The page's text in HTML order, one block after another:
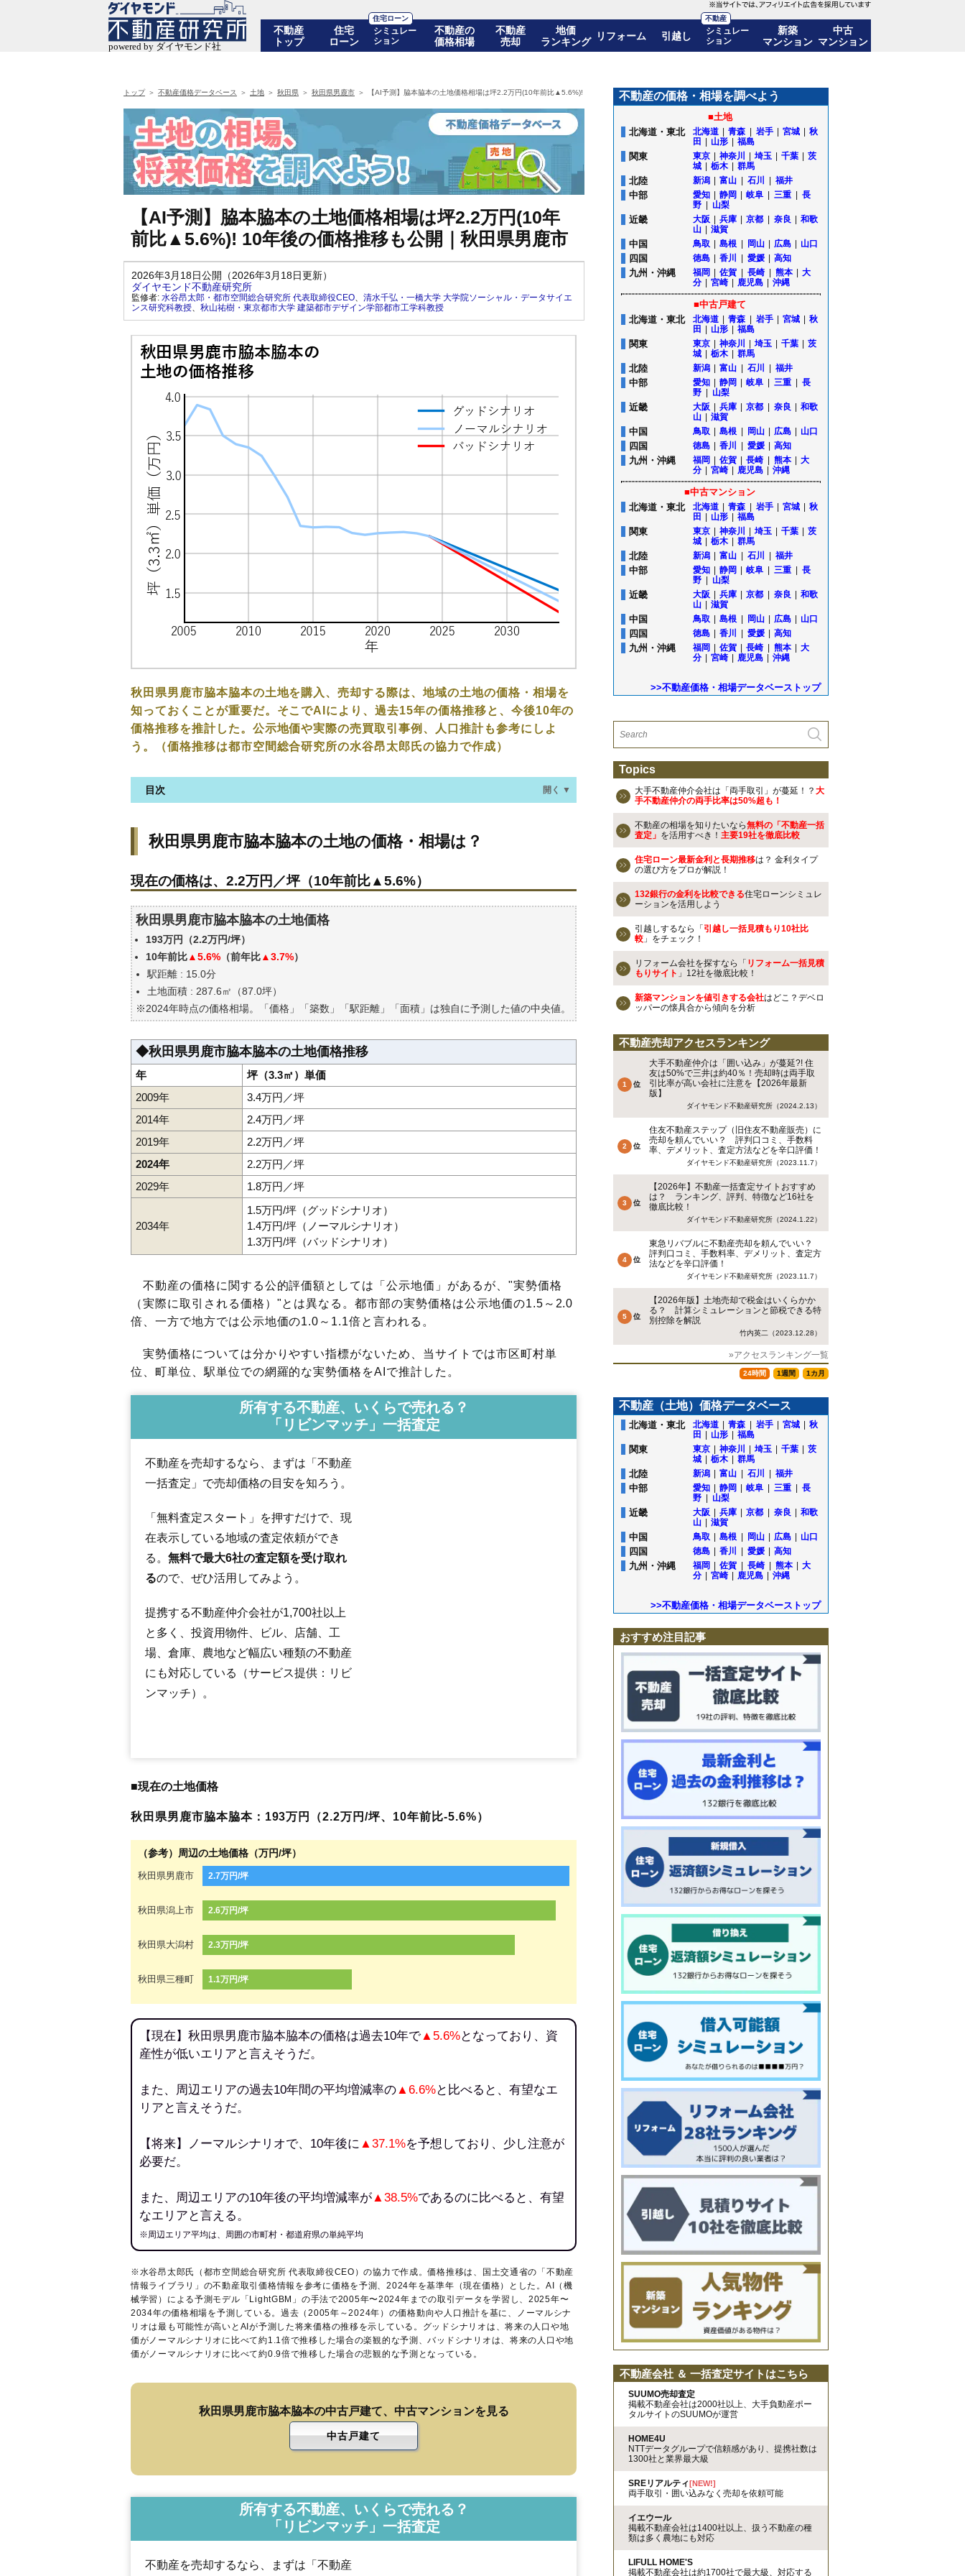
不動産
トップ
住宅
ローン
住宅ローン
シミュレー
ション
不動産の
価格相場
不動産
売却
地価
ランキング
リフォーム 引越し
不動産
シミュレー
ション
新築
マンション
中古
マンション
トップ 不動産価格データベース 土地 秋田県 秋田県男鹿市 【AI予測】脇本脇本の土地価格相場は坪2.2万円(10年前比▲5.6%)! 10年後の価格推移も公開｜秋田県男鹿市
【AI予測】脇本脇本の土地価格相場は坪2.2万円(10年
前比▲5.6%)! 10年後の価格推移も公開｜秋田県男鹿市
2026年3月18日公開（2026年3月18日更新）
ダイヤモンド不動産研究所
監修者: 水谷昂太郎・都市空間総合研究所 代表取締役CEO、 清水千弘・一橋大学 大学院ソーシャル・データサイエ
ンス研究科教授、 秋山祐樹・東京都市大学 建築都市デザイン学部都市工学科教授
秋田県男鹿市脇本脇本の土地を購入、売却する際は、地域の土地の価格・相場を
知っておくことが重要だ。そこでAIにより、過去15年の価格推移と、今後10年の
価格推移を推計した。公示地価や実際の売買取引事例、人口推計も参考にしよ
う。（価格推移は都市空間総合研究所の水谷昂太郎氏の協力で作成）
目次 開く ▼
現在の価格は、2.2万円／坪（10年前比▲5.6%）
秋田県男鹿市脇本脇本の土地の過去の売買事例
公示地価はいくら
エリアの将来性を人口予想から検討しよう
自分の年収でいくらの不動産が買える？
秋田県男鹿市脇本脇本の土地の価格・相場は？
現在の価格は、2.2万円／坪（10年前比▲5.6%）
秋田県男鹿市脇本脇本の土地価格
193万円（2.2万円/坪）
10年前比▲5.6% （前年比▲3.7%）
駅距離 : 15.0分
土地面積 : 287.6㎡（87.0坪）
※2024年時点の価格相場。「価格」「築数」「駅距離」「面積」は独自に予測した値の中央値。
◆秋田県男鹿市脇本脇本の土地価格推移
年
坪（3.3㎡）単価
2009年
3.4万円／坪
2014年
2.4万円／坪
2019年
2.2万円／坪
2024年
2.2万円／坪
2029年
1.8万円／坪
2034年
1.5万円/坪（グッドシナリオ）
1.4万円/坪（ノーマルシナリオ）
1.3万円/坪（バッドシナリオ）
不動産の価格に関する公的評価額としては「公示地価」があるが、"実勢価格
（実際に取引される価格）"とは異なる。都市部の実勢価格は公示地価の1.5～2.0
倍、一方で地方では公示地価の1.0～1.1倍と言われる。
実勢価格については分かりやすい指標がないため、当サイトでは市区町村単
位、町単位、駅単位での網羅的な実勢価格をAIで推計した。
所有する不動産、いくらで売れる？
「リビンマッチ」一括査定
不動産を売却するなら、まずは「不動産
一括査定」で売却価格の目安を知ろう。
「無料査定スタート」を押すだけで、現
在表示している地域の査定依頼ができ
る。 無料で最大6社の査定額を受け取れ
るので、ぜひ活用してみよう。
提携する不動産仲介会社が1,700社以上
と多く、投資用物件、ビル、店舗、工
場、倉庫、農地など幅広い種類の不動産
にも対応している（サービス提供：リビ
ンマッチ）。
■現在の土地価格
秋田県男鹿市脇本脇本：193万円（2.2万円/坪、10年前比-5.6%）
（参考）周辺の土地価格（万円/坪）
秋田県男鹿市 2.7万円/坪
秋田県潟上市 2.6万円/坪
秋田県大潟村 2.3万円/坪
秋田県三種町 1.1万円/坪
【現在】秋田県男鹿市脇本脇本の価格は過去10年で▲5.6%となっており、資
産性が低いエリアと言えそうだ。
また、周辺エリアの過去10年間の平均増減率の▲6.6%と比べると、有望なエ
リアと言えそうだ。
【将来】ノーマルシナリオで、10年後に ▲37.1%を予想しており、少し注意が
必要だ。
また、周辺エリアの10年後の平均増減率が▲38.5%であるのに比べると、有望
なエリアと言える。
※周辺エリア平均は、周囲の市町村・都道府県の単純平均
※水谷昂太郎氏（都市空間総合研究所 代表取締役CEO）の協力で作成。価格推移は、国土交通省の「 不動産
情報ライブラリ 」の不動産取引価格情報を参考に価格を予測、2024年を基準年（現在価格）とした。AI（機
械学習）による予測モデル「LightGBM」の手法で2005年〜2024年までの取引データを学習し、2025年〜
2034年の価格相場を予測している。過去（2005年～2024年）の価格動向や人口推計を基に、ノーマルシナ
リオは最も可能性が高いとAIが予測した将来価格の推移を示している。グッドシナリオは、将来の人口や地
価がノーマルシナリオに比べて約1.1倍で推移した場合の楽観的な予測、バッドシナリオは、将来の人口や地
価がノーマルシナリオに比べて約0.9倍で推移した場合の悲観的な予測となっている。
秋田県男鹿市脇本脇本の中古戸建て、中古マンションを見る
中古戸建て
所有する不動産、いくらで売れる？
「リビンマッチ」一括査定
不動産を売却するなら、まずは「不動産
五里合神谷
船越脇本浦田
船越駅
不動産の価格・相場を調べよう
■土地
北海道・東北
北海道 青森 岩手 宮城
秋
田
山形 福島
関東 東京 神奈川 埼玉 千葉
茨
城
栃木 群馬
北陸 新潟 富山 石川 福井
中部 愛知 静岡 岐阜 三重
長
野
山梨
近畿 大阪 兵庫 京都 奈良
和歌
山
滋賀
中国 鳥取 島根 岡山 広島 山口
四国 徳島 香川 愛媛 高知
九州・沖縄 福岡 佐賀 長崎 熊本
大
分
宮崎 鹿児島 沖縄
■中古戸建て
北海道・東北
北海道 青森 岩手 宮城
秋
田
山形 福島
関東 東京 神奈川 埼玉 千葉
茨
城
栃木 群馬
北陸 新潟 富山 石川 福井
中部 愛知 静岡 岐阜 三重
長
野
山梨
近畿 大阪 兵庫 京都 奈良
和歌
山
滋賀
中国 鳥取 島根 岡山 広島 山口
四国 徳島 香川 愛媛 高知
九州・沖縄 福岡 佐賀 長崎 熊本
大
分
宮崎 鹿児島 沖縄
■中古マンション
北海道・東北
北海道 青森 岩手 宮城
秋
田
山形 福島
関東 東京 神奈川 埼玉 千葉
茨
城
栃木 群馬
北陸 新潟 富山 石川 福井
中部 愛知 静岡 岐阜 三重
長
野
山梨
近畿 大阪 兵庫 京都 奈良
和歌
山
滋賀
中国 鳥取 島根 岡山 広島 山口
四国 徳島 香川 愛媛 高知
九州・沖縄 福岡 佐賀 長崎 熊本
大
分
宮崎 鹿児島 沖縄
>>不動産価格・相場データベーストップ
Topics
大手不動産仲介会社は「両手取引」が蔓延！？ 大
手不動産仲介の両手比率は50%超も！
不動産の相場を知りたいなら無料の「不動産一括
査定」 を活用すべき！ 主要19社を徹底比較
住宅ローン最新金利と長期推移は？ 金利タイプ
の選び方をプロが解説！
132銀行の金利を比較できる住宅ローンシミュレ
ーションを活用しよう
引越しするなら「 引越し一括見積もり10社比
較 」をチェック！
リフォーム会社を探すなら「 リフォーム一括見積
もりサイト 」12社を徹底比較！
新築マンションを値引きする会社はどこ？デベロ
ッパーの懐具合から傾向を分析
不動産売却アクセスランキング
大手不動産仲介は「囲い込み」が蔓延?! 住
友は50%で三井は約40％！売却時は両手取
引比率が高い会社に注意を【2026年最新
版】
ダイヤモンド不動産研究所（2024.2.13）
住友不動産ステップ（旧住友不動産販売）に
売却を頼んでいい？ 評判口コミ、手数料
率、デメリット、査定方法などを辛口評価！
ダイヤモンド不動産研究所（2023.11.7）
【2026年】不動産一括査定サイトおすすめ
は？ ランキング、評判、特徴など16社を
徹底比較！
ダイヤモンド不動産研究所（2024.1.22）
東急リバブルに不動産売却を頼んでいい？
評判口コミ、手数料率、デメリット、査定方
法などを辛口評価！
ダイヤモンド不動産研究所（2023.11.7）
【2026年版】土地売却で税金はいくらかか
る？ 計算シミュレーションと節税できる特
別控除を解説
竹内英二（2023.12.28）
»アクセスランキング一覧
24時間 1週間 1カ月
不動産（土地）価格データベース
北海道・東北 北海道 青森 岩手 宮城
秋
田
山形 福島
関東 東京 神奈川 埼玉 千葉
茨
城
栃木 群馬
北陸 新潟 富山 石川 福井
中部 愛知 静岡 岐阜 三重
長
野
山梨
近畿 大阪 兵庫 京都 奈良
和歌
山
滋賀
中国 鳥取 島根 岡山 広島 山口
四国 徳島 香川 愛媛 高知
九州・沖縄 福岡 佐賀 長崎 熊本
大
分
宮崎 鹿児島 沖縄
>>不動産価格・相場データベーストップ
おすすめ注目記事
不動産会社 ＆ 一括査定サイトはこちら
SUUMO売却査定
掲載不動産会社は2000社以上、大手負動産ポー
タルサイトのSUUMOが運営
HOME4U
NTTデータグループで信頼感があり、提携社数は
1300社と業界最大級
SREリアルティ[NEW!]
両手取引・囲い込みなく売却を依頼可能
イエウール
掲載不動産会社は1400社以上、扱う不動産の種
類は多く農地にも対応
LIFULL HOME'S
掲載不動産会社は約1700社で最大級、対応する